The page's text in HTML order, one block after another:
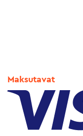
Maksutavat